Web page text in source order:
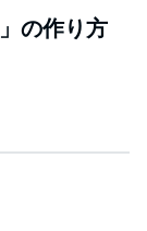
の作り方